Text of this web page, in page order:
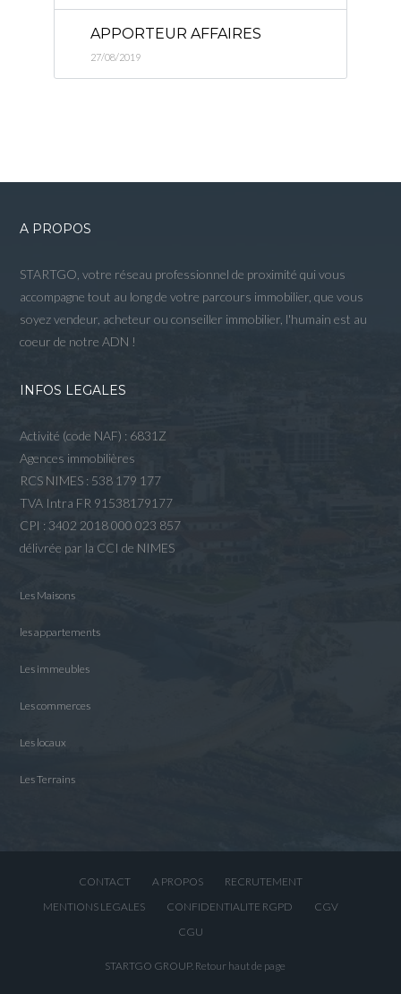
APPORTEUR AFFAIRES
27/08/2019
A PROPOS
STARTGO, votre réseau professionnel de proximité qui vous
accompagne tout au long de votre parcours immobilier, que vous
soyez vendeur, acheteur ou conseiller immobilier, l'humain est au
coeur de notre ADN !
INFOS LEGALES
Activité (code NAF) : 6831Z
Agences immobilières
RCS NIMES : 538 179 177
TVA Intra FR 91538179177
CPI : 3402 2018 000 023 857
délivrée par la CCI de NIMES
Les Maisons
les appartements
Les immeubles
Les commerces
Les locaux
Les Terrains
CONTACT A PROPOS
RECRUTEMENT
MENTIONS LEGALES
CONFIDENTIALITE RGPD
CGV
CGU
STARTGO GROUP. Retour haut de page